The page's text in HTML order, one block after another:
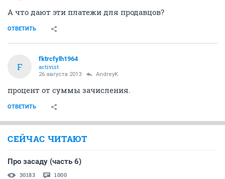
А что дают эти платежи для продавцов?
ОТВЕТИТЬ
F
fktrcfylh1964
activist
26 августа 2013 AndreyK
процент от суммы зачисления.
ОТВЕТИТЬ
СЕЙЧАС ЧИТАЮТ
Про засаду (часть 6)
30183 1000